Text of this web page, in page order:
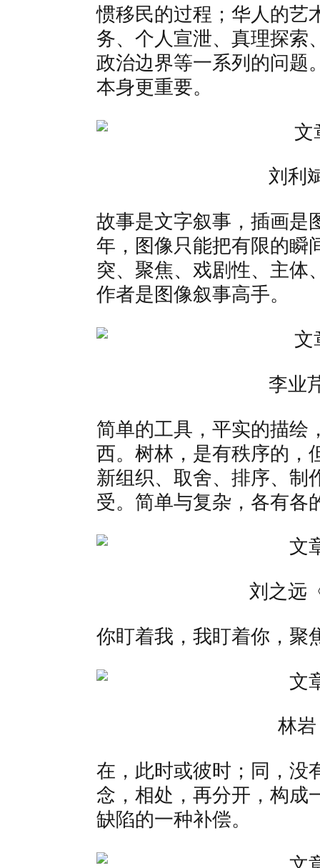
惯移民的过程；华人的艺
务、个人宣泄、真理探索
政治边界等一系列的问题
本身更重要。
刘利
故事是文字叙事，插画是
年，图像只能把有限的瞬
突、聚焦、戏剧性、主体
作者是图像叙事高手。
李业
简单的工具，平实的描绘
西。树林，是有秩序的，
新组织、取舍、排序、制
受。简单与复杂，各有各
刘之远
你盯着我，我盯着你，聚
林
在，此时或彼时；同，没
念，相处，再分开，构成
缺陷的一种补偿。